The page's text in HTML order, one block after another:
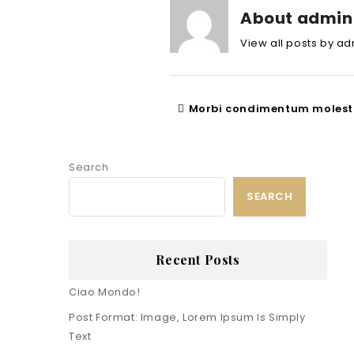
About admin
View all posts by
Morbi condimentum
Search
SEARCH
Recent Posts
Ciao Mondo!
Post Format: Image, Lorem Ipsum Is Simply
Text